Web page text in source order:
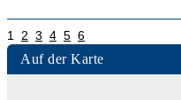
1 2 3 4 5 6
Auf der Karte